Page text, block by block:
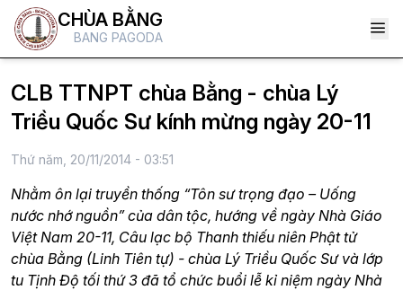
CHÙA BẰNG
BANG PAGODA
CLB TTNPT chùa Bằng - chùa Lý
Triều Quốc Sư kính mừng ngày 20-11
Thứ năm, 20/11/2014 - 03:51
Nhằm ôn lại truyền thống “Tôn sư trọng đạo – Uống
nước nhớ nguồn” của dân tộc, hướng về ngày Nhà Giáo
Việt Nam 20-11, Câu lạc bộ Thanh thiếu niên Phật tử
chùa Bằng (Linh Tiên tự) - chùa Lý Triều Quốc Sư và lớp
tu Tịnh Độ tối thứ 3 đã tổ chức buổi lễ kỉ niệm ngày Nhà